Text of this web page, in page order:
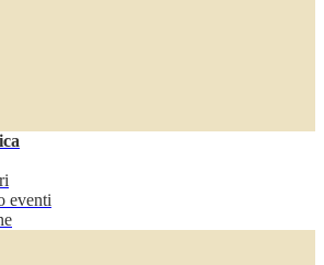
eventi